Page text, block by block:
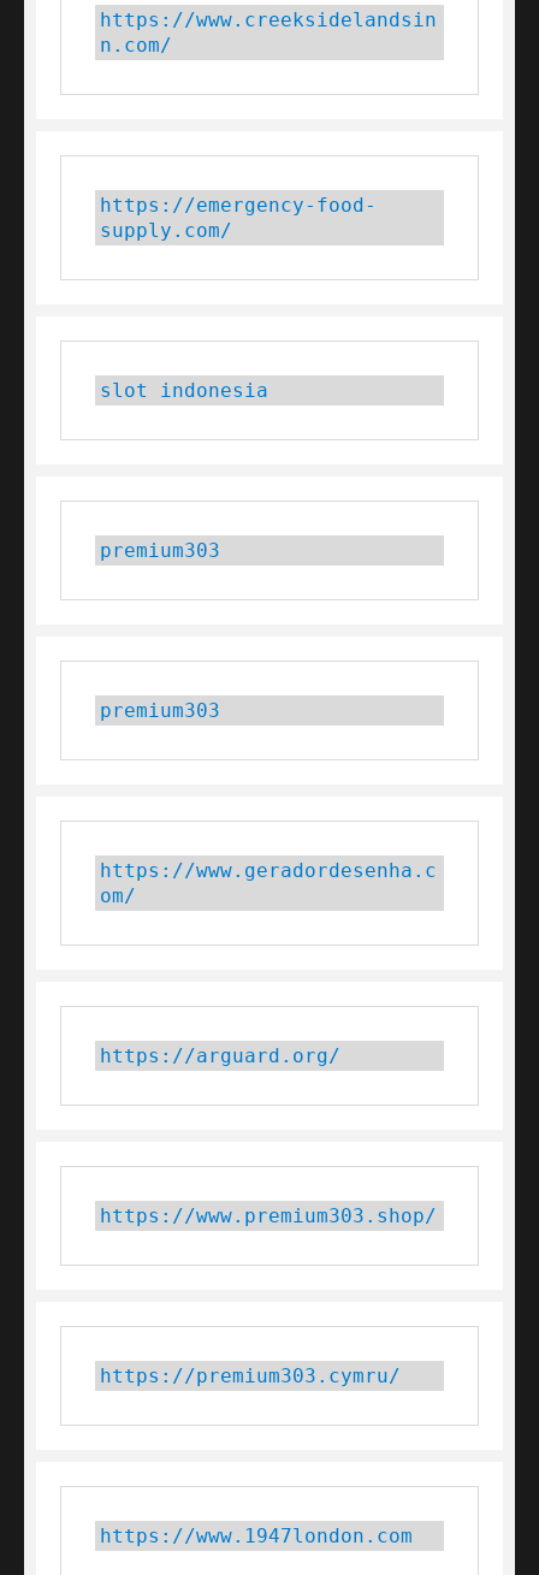
https://www.creeksidelandsin
n.com/
https://emergency-food-
supply.com/
slot indonesia
premium303
premium303
https://www.geradordesenha.c
om/
https://arguard.org/
https://www.premium303.shop/
https://premium303.cymru/
https://www.1947london.com